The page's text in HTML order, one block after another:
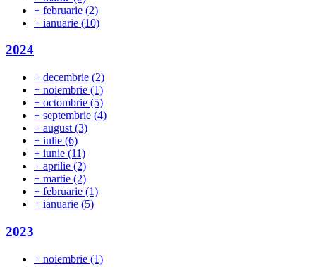
+ februarie (2)
+ ianuarie (10)
2024
+ decembrie (2)
+ noiembrie (1)
+ octombrie (5)
+ septembrie (4)
+ august (3)
+ iulie (6)
+ iunie (11)
+ aprilie (2)
+ martie (2)
+ februarie (1)
+ ianuarie (5)
2023
+ noiembrie (1)